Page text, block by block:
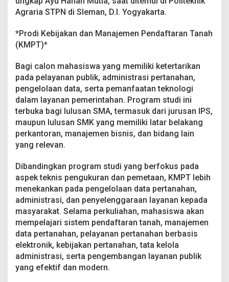
Agraria STPN di Sleman, D.I. Yogyakarta.
*Prodi Kebijakan dan Manajemen Pendaftaran Tanah
(KMPT)*
Bagi calon mahasiswa yang memiliki ketertarikan
pada pelayanan publik, administrasi pertanahan,
pengelolaan data, serta pemanfaatan teknologi
dalam layanan pemerintahan. Program studi ini
terbuka bagi lulusan SMA, termasuk dari jurusan IPS,
maupun lulusan SMK yang memiliki latar belakang
perkantoran, manajemen bisnis, dan bidang lain
yang relevan.
Dibandingkan program studi yang berfokus pada
aspek teknis pengukuran dan pemetaan, KMPT lebih
menekankan pada pengelolaan data pertanahan,
administrasi, dan penyelenggaraan layanan kepada
masyarakat. Selama perkuliahan, mahasiswa akan
mempelajari sistem pendaftaran tanah, manajemen
data pertanahan, pelayanan pertanahan berbasis
elektronik, kebijakan pertanahan, tata kelola
administrasi, serta pengembangan layanan publik
yang efektif dan modern.